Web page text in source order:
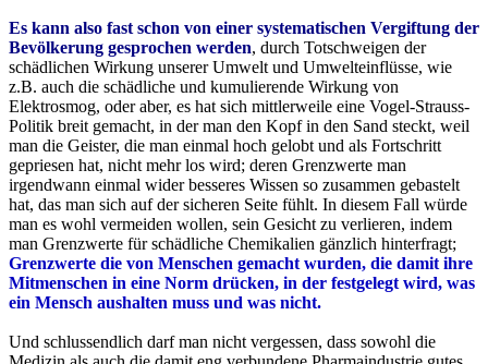
Es kann also fast schon von einer systematischen Vergiftung der
Bevölkerung gesprochen werden, durch Totschweigen der
schädlichen Wirkung unserer Umwelt und Umwelteinflüsse, wie
z.B. auch die schädliche und kumulierende Wirkung von
Elektrosmog, oder aber, es hat sich mittlerweile eine Vogel-Strauss-
Politik breit gemacht, in der man den Kopf in den Sand steckt, weil
man die Geister, die man einmal hoch gelobt und als Fortschritt
gepriesen hat, nicht mehr los wird; deren Grenzwerte man
irgendwann einmal wider besseres Wissen so zusammen gebastelt
hat, das man sich auf der sicheren Seite fühlt. In diesem Fall würde
man es wohl vermeiden wollen, sein Gesicht zu verlieren, indem
man Grenzwerte für schädliche Chemikalien gänzlich hinterfragt;
Grenzwerte die von Menschen gemacht wurden, die damit ihre
Mitmenschen in eine Norm drücken, in der festgelegt wird, was
ein Mensch aushalten muss und was nicht.
Und schlussendlich darf man nicht vergessen, dass sowohl die